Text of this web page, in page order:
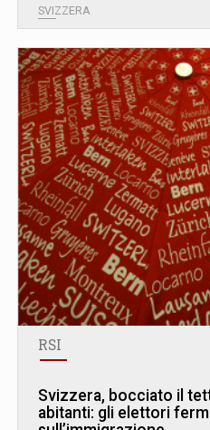
SVIZZERA
RSI
Svizzera, bocciato il
abitanti: gli elettori